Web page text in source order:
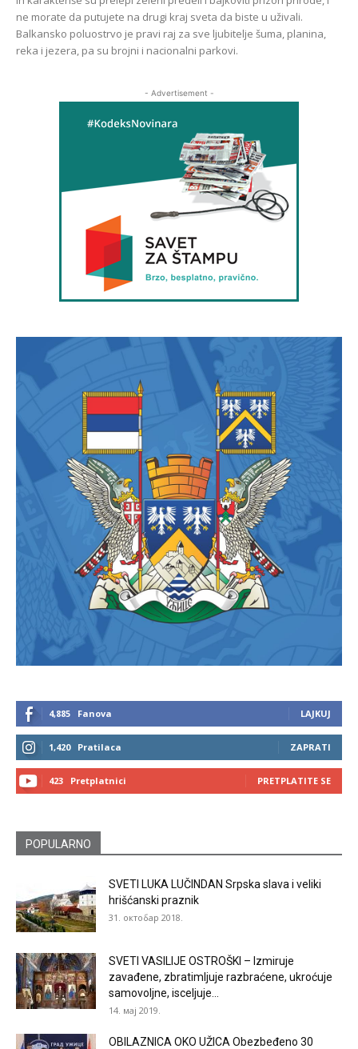
ne morate da putujete na drugi kraj sveta da biste u uživali.
Balkansko poluostrvo je pravi raj za sve ljubitelje šuma, planina,
reka i jezera, pa su brojni i nacionalni parkovi.
- Advertisement -
4,885 Fanova LAJKUJ
1,420 Pratilaca ZAPRATI
423 Pretplatnici PRETPLATITE SE
POPULARNO
SVETI LUKA LUČINDAN Srpska slava i veliki
hrišćanski praznik
31. октобар 2018.
SVETI VASILIJE OSTROŠKI – Izmiruje
zavađene, zbratimljuje razbraćene, ukroćuje
samovoljne, isceljuje...
14. мај 2019.
OBILAZNICA OKO UŽICA Obezbeđeno 30